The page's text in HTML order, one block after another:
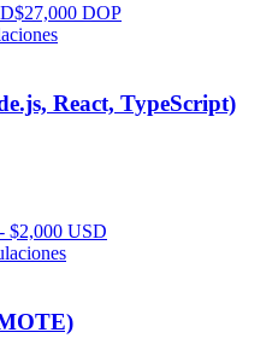
DOP
React, TypeScript)
$2,000 USD